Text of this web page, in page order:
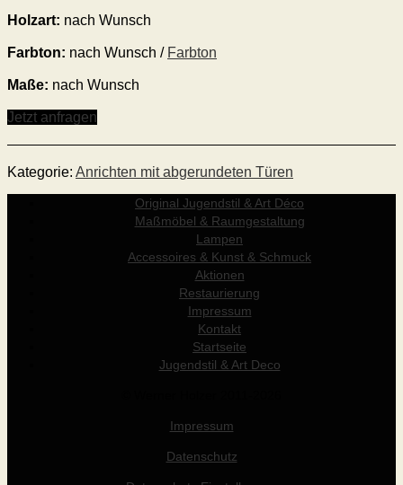
Holzart: nach Wunsch
Farbton: nach Wunsch / Farbton
Maße: nach Wunsch
Jetzt anfragen
Kategorie: Anrichten mit abgerundeten Türen
Original Jugendstil & Art Déco
Maßmöbel & Raumgestaltung
Lampen
Accessoires & Kunst & Schmuck
Aktionen
Restaurierung
Impressum
Kontakt
Startseite
Jugendstil & Art Deco
Impressum
Datenschutz